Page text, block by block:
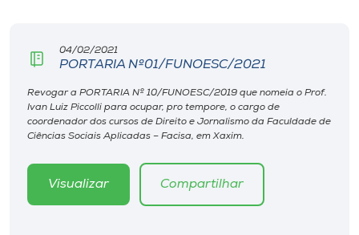
Editora
Rádio
Museu
04/02/2021
PORTARIA Nº01/FUNOESC/2021
Revogar a PORTARIA Nº 10/FUNOESC/2019 que nomeia o Prof.
Ivan Luiz Piccolli para ocupar, pro tempore, o cargo de
coordenador dos cursos de Direito e Jornalismo da Faculdade de
Ciências Sociais Aplicadas – Facisa, em Xaxim.
Visualizar Compartilhar